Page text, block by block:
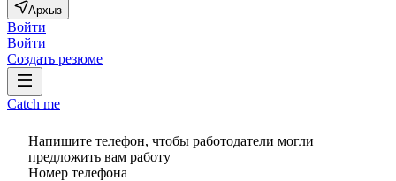
Архыз
Войти
Войти
Создать резюме
Catch me
Напишите телефон, чтобы работодатели могли
предложить вам работу
Номер телефона